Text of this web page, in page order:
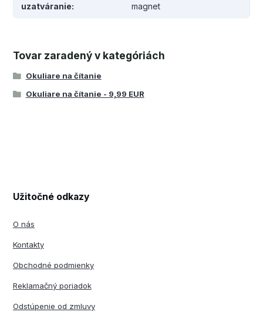
uzatváranie magnet
Tovar zaradený v kategóriách
Okuliare na čítanie
Okuliare na čítanie - 9,99 EUR
Užitočné odkazy
O nás
Kontakty
Obchodné podmienky
Reklamačný poriadok
Odstúpenie od zmluvy